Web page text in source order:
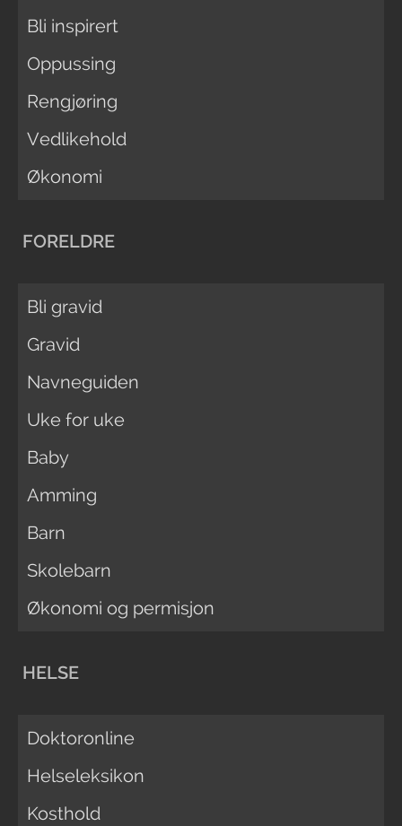
Bli inspirert
Oppussing
Rengjøring
Vedlikehold
Økonomi
FORELDRE
Bli gravid
Gravid
Navneguiden
Uke for uke
Baby
Amming
Barn
Skolebarn
Økonomi og permisjon
HELSE
Doktoronline
Helseleksikon
Kosthold